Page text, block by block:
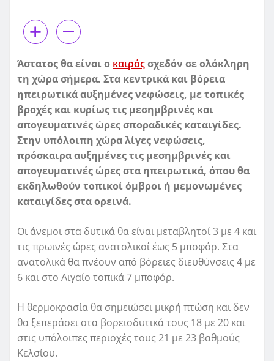
Άστατος θα είναι ο καιρόςσχεδόν σε ολόκληρη
τη χώρα σήμερα. Στα κεντρικά και βόρεια
ηπειρωτικά αυξημένες νεφώσεις, με τοπικές
βροχές και κυρίως τις μεσημβρινές και
απογευματινές ώρες σποραδικές καταιγίδες.
Στην υπόλοιπη χώρα λίγες νεφώσεις,
πρόσκαιρα αυξημένες τις μεσημβρινές και
απογευματινές ώρες στα ηπειρωτικά, όπου θα
εκδηλωθούν τοπικοί όμβροι ή μεμονωμένες
καταιγίδες στα ορεινά.
Οι άνεμοι στα δυτικά θα είναι μεταβλητοί 3 με 4 και
τις πρωινές ώρες ανατολικοί έως 5 μποφόρ. Στα
ανατολικά θα πνέουν από βόρειες διευθύνσεις 4 με
6 και στο Αιγαίο τοπικά 7 μποφόρ.
Η θερμοκρασία θα σημειώσει μικρή πτώση και δεν
θα ξεπεράσει στα βορειοδυτικά τους 18 με 20 και
στις υπόλοιπες περιοχές τους 21 με 23 βαθμούς
Κελσίου.